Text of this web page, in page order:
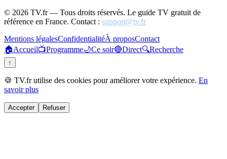
© 2026 TV.fr — Tous droits réservés. Le guide TV gratuit de
référence en France. Contact : support@tv.fr
Mentions légalesConfidentialitéÀ proposContact
🏠Accueil📺Programme🌙Ce soir🔴Direct🔍Recherche
↑
🍪 TV.fr utilise des cookies pour améliorer votre expérience. En
savoir plus
Accepter Refuser